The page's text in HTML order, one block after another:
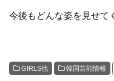
今後もどんな姿を見せて
GIRLS他 韓国芸能情報